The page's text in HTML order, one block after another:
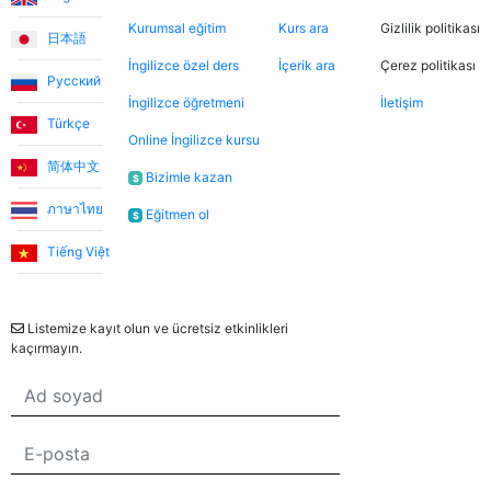
日本語
Русский
Türkçe
简体中文
ภาษาไทย
Tiếng Việt
Kurumsal eğitim
İngilizce özel ders
İngilizce öğretmeni
Online İngilizce kursu
$ Bizimle kazan
$ Eğitmen ol
Kurs ara
İçerik ara
Gizlilik politikası
Çerez politikası
İletişim
Listemize kayıt olun ve ücretsiz etkinlikleri
kaçırmayın.